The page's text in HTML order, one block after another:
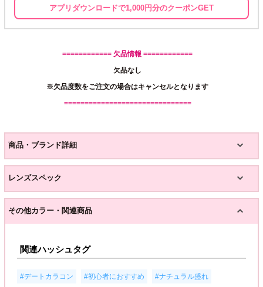
アプリダウンロードで1,000円分のクーポンGET
============ 欠品情報 ============
欠品なし
※欠品度数をご注文の場合はキャンセルとなります
===============================
商品・ブランド詳細
レンズスペック
その他カラー・関連商品
関連ハッシュタグ
#デートカラコン #初心者におすすめ #ナチュラル盛れ